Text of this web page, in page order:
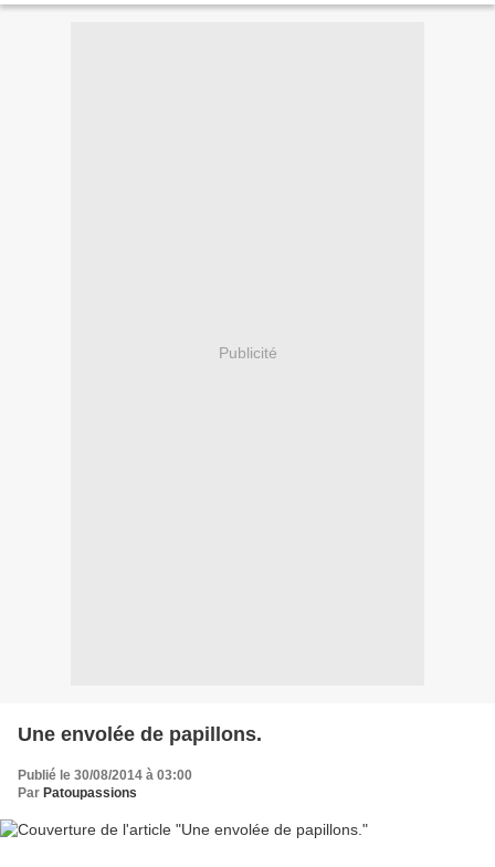
Publicité
Une envolée de papillons.
Publié le 30/08/2014 à 03:00
Par Patoupassions